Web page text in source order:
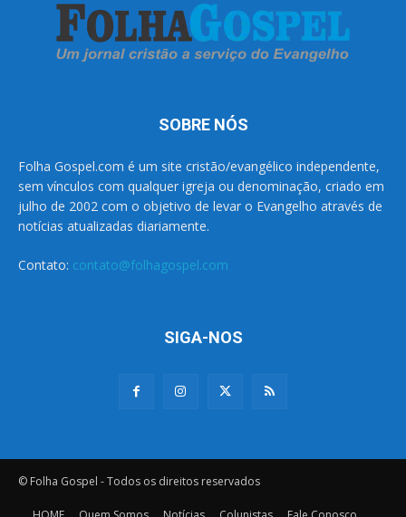
SOBRE NÓS
Folha Gospel.com é um site cristão/evangélico independente,
sem vínculos com qualquer igreja ou denominação, criado em
julho de 2002 com o objetivo de levar o Evangelho através de
notícias atualizadas diariamente.
Contato: contato@folhagospel.com
SIGA-NOS
© Folha Gospel - Todos os direitos reservados